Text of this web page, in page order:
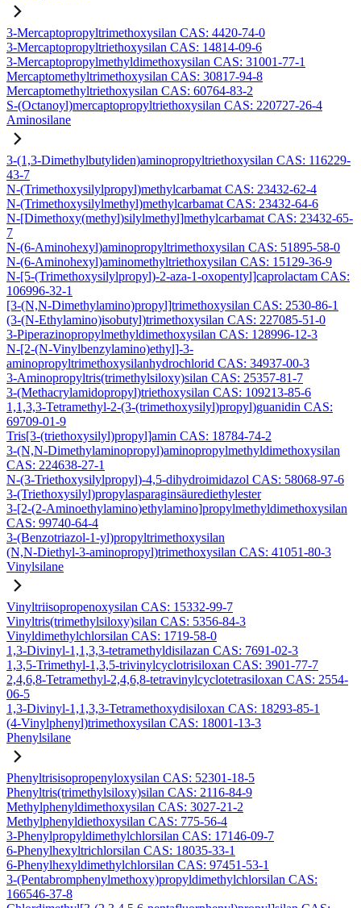
3-Mercaptopropyltrimethoxysilan CAS: 4420-74-0
3-Mercaptopropyltriethoxysilan CAS: 14814-09-6
3-Mercaptopropylmethyldimethoxysilan CAS: 31001-77-1
Mercaptomethyltrimethoxysilan CAS: 30817-94-8
Mercaptomethyltriethoxysilan CAS: 60764-83-2
S-(Octanoyl)mercaptopropyltriethoxysilan CAS: 220727-26-4
Aminosilane
3-(1,3-Dimethylbutyliden)aminopropyltriethoxysilan CAS: 116229-
43-7
N-(Trimethoxysilylpropyl)methylcarbamat CAS: 23432-62-4
N-(Trimethoxysilylmethyl)methylcarbamat CAS: 23432-64-6
N-[Dimethoxy(methyl)silylmethyl]methylcarbamat CAS: 23432-65-
7
N-(6-Aminohexyl)aminopropyltrimethoxysilan CAS: 51895-58-0
N-(6-Aminohexyl)aminomethyltriethoxysilan CAS: 15129-36-9
N-[5-(Trimethoxysilylpropyl)-2-aza-1-oxopentyl]caprolactam CAS:
106996-32-1
[3-(N,N-Dimethylamino)propyl]trimethoxysilan CAS: 2530-86-1
(3-(N-Ethylamino)isobutyl)trimethoxysilan CAS: 227085-51-0
3-Piperazinopropylmethyldimethoxysilan CAS: 128996-12-3
N-[2-(N-Vinylbenzylamino)ethyl]-3-
aminopropyltrimethoxysilanhydrochlorid CAS: 34937-00-3
3-Aminopropyltris(trimethylsiloxy)silan CAS: 25357-81-7
3-(Methacrylamidopropyl)triethoxysilan CAS: 109213-85-6
1,1,3,3-Tetramethyl-2-(3-(trimethoxysilyl)propyl)guanidin CAS:
69709-01-9
Tris[3-(triethoxysilyl)propyl]amin CAS: 18784-74-2
3-(N,N-Dimethylaminopropyl)aminopropylmethyldimethoxysilan
CAS: 224638-27-1
N-(3-Triethoxysilylpropyl)-4,5-dihydroimidazol CAS: 58068-97-6
3-(Triethoxysilyl)propylasparaginsäurediethylester
3-[2-(2-Aminoethylamino)ethylamino]propylmethyldimethoxysilan
CAS: 99740-64-4
3-(Benzotriazol-1-yl)propyltrimethoxysilan
(N,N-Diethyl-3-aminopropyl)trimethoxysilan CAS: 41051-80-3
Vinylsilane
Vinyltriisopropenoxysilan CAS: 15332-99-7
Vinyltris(trimethylsiloxy)silan CAS: 5356-84-3
Vinyldimethylchlorsilan CAS: 1719-58-0
1,3-Divinyl-1,1,3,3-tetramethyldisilazan CAS: 7691-02-3
1,3,5-Trimethyl-1,3,5-trivinylcyclotrisiloxan CAS: 3901-77-7
2,4,6,8-Tetramethyl-2,4,6,8-tetravinylcyclotetrasiloxan CAS: 2554-
06-5
1,3-Divinyl-1,1,3,3-Tetramethoxydisiloxan CAS: 18293-85-1
(4-Vinylphenyl)trimethoxysilan CAS: 18001-13-3
Phenylsilane
Phenyltrisisopropenyloxysilan CAS: 52301-18-5
Phenyltris(trimethylsiloxy)silan CAS: 2116-84-9
Methylphenyldimethoxysilan CAS: 3027-21-2
Methylphenyldiethoxysilan CAS: 775-56-4
3-Phenylpropyldimethylchlorsilan CAS: 17146-09-7
6-Phenylhexyltrichlorsilan CAS: 18035-33-1
6-Phenylhexyldimethylchlorsilan CAS: 97451-53-1
3-(Pentabromphenylmethoxy)propyldimethylchlorsilan CAS:
166546-37-8